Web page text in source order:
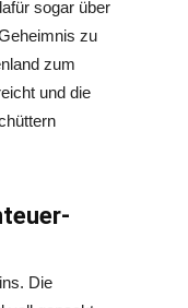
sogar über
zu
zum
und die
Die